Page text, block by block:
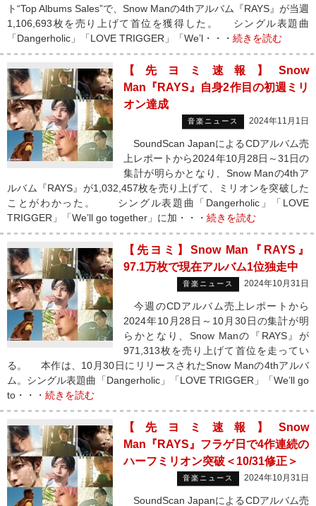
ト“Top Albums Sales”で、Snow Manの4thアルバム『RAYS』が当週
1,106,693枚を売り上げて首位を獲得した。 シングル表題曲
「Dangerholic」「LOVE TRIGGER」「We’l・・・ 続きを読む
【先ヨミ速報】Snow
Man『RAYS』自身2作目の初週ミリ
オン達成
音楽ニュース 2024年11月1日
SoundScan JapanによるCDアルバム売
上レポートから2024年10月28日～31日の
集計が明らかとなり、Snow Manの4thア
ルバム『RAYS』が1,032,457枚を売り上げて、ミリオンを突破した
ことがわかった。 シングル表題曲「Dangerholic」「LOVE
TRIGGER」「We’ll go together」に加・・・ 続きを読む
【先ヨミ】Snow Man『RAYS』
97.1万枚で現在アルバム1位独走中
音楽ニュース 2024年10月31日
今週のCDアルバム売上レポートから
2024年10月28日～10月30日の集計が明
らかとなり、Snow Manの『RAYS』が
971,313枚を売り上げて首位を走ってい
る。 本作は、10月30日にリリースされたSnow Manの4thアルバ
ム。シングル表題曲「Dangerholic」「LOVE TRIGGER」「We’ll go
to・・・ 続きを読む
【先ヨミ速報】Snow
Man『RAYS』フラゲ日で4作連続の
ハーフミリオン突破＜10/31修正＞
音楽ニュース 2024年10月31日
SoundScan JapanによるCDアルバム売